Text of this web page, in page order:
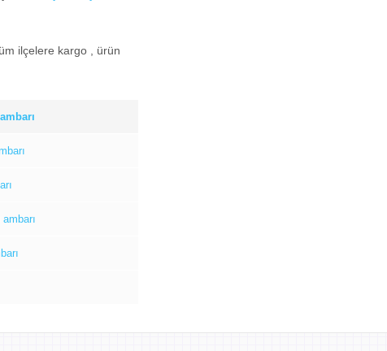
ilçelere kargo , ürün